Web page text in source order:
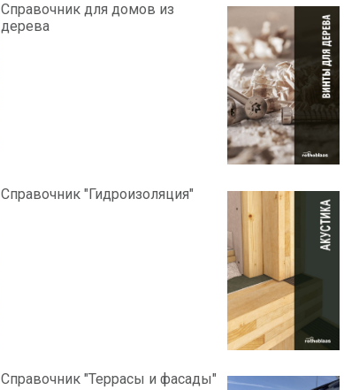
Справочник для домов из
дерева
Справочник "Гидроизоляция"
Справочник "Террасы и фасады"